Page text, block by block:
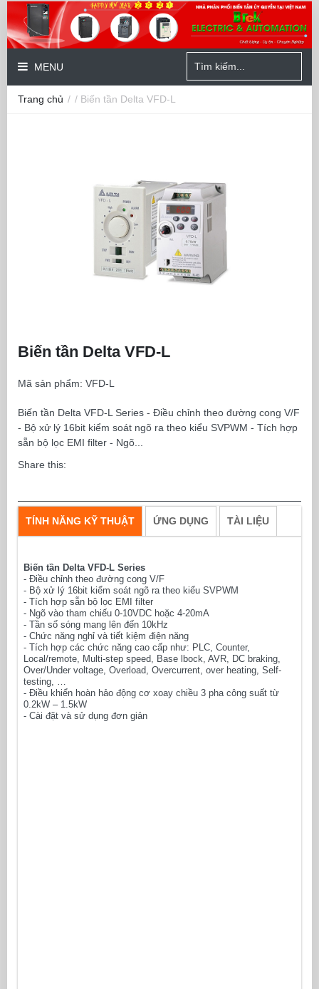
MENU
Trang chủ / / Biến tần Delta VFD-L
Biến tần Delta VFD-L
Mã sản phẩm: VFD-L
Biến tần Delta VFD-L Series - Điều chỉnh theo đường cong V/F
- Bộ xử lý 16bit kiểm soát ngõ ra theo kiểu SVPWM - Tích hợp
sẵn bộ lọc EMI filter - Ngõ...
Share this:
TÍNH NĂNG KỸ THUẬT ỨNG DỤNG TÀI LIỆU
Biến tần Delta VFD-L Series
- Điều chỉnh theo đường cong V/F
- Bộ xử lý 16bit kiểm soát ngõ ra theo kiểu SVPWM
- Tích hợp sẵn bộ lọc EMI filter
- Ngõ vào tham chiếu 0-10VDC hoặc 4-20mA
- Tần số sóng mang lên đến 10kHz
- Chức năng nghỉ và tiết kiệm điện năng
- Tích hợp các chức năng cao cấp như: PLC, Counter,
Local/remote, Multi-step speed, Base lbock, AVR, DC braking,
Over/Under voltage, Overload, Overcurrent, over heating, Self-
testing, …
- Điều khiển hoàn hảo động cơ xoay chiều 3 pha công suất từ
0.2kW – 1.5kW
- Cài đặt và sử dụng đơn giản